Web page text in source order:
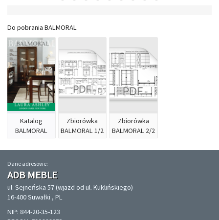
Do pobrania BALMORAL
Katalog
BALMORAL
Zbiorówka
BALMORAL 1/2
Zbiorówka
BALMORAL 2/2
Dane adresowe:
ADB MEBLE
ul. Sejneńska 57 (wjazd od ul. Kuklińskiego)
16-400 Suwałki , PL
NIP: 844-20-35-123